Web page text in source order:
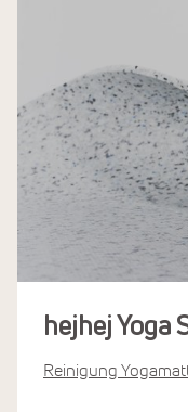
hejhej Yoga
Reinigung